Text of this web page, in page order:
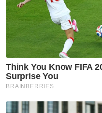
Artikel Berkaitan:
Rakyat Malaysia
beracun di Singapura
Seorang bakal jemaah
di Makkah
Anggota MALBATT
Polis Diraja